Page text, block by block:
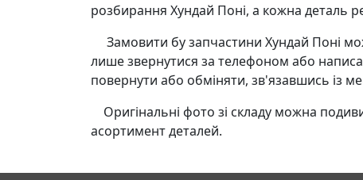
розбирання Хундай Поні, а кожна деталь
Замовити бу запчастини Хундай Поні
лише звернутися за телефоном або
повернути або обміняти, зв'язавшись із
Оригінальні фото зі складу можна
асортимент деталей.